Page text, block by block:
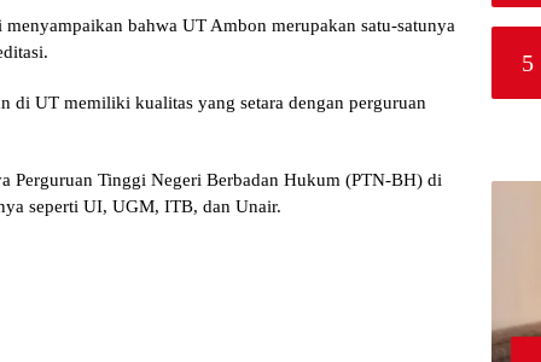
bahwa UT Ambon merupakan satu-satunya
di UT memiliki kualitas yang setara dengan perguruan
Perguruan Tinggi Negeri Berbadan Hukum (PTN-BH) di
seperti UI, UGM, ITB, dan Unair.
5